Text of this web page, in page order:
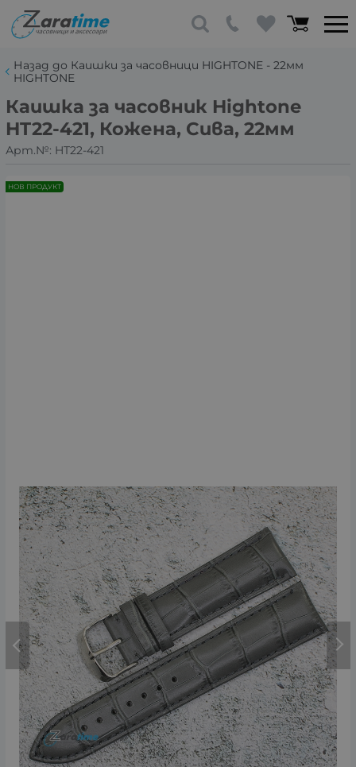
Назад до Каишки за часовници HIGHTONE - 22мм
HIGHTONE
Каишка за часовник Hightone
HT22-421, Кожена, Сива, 22мм
Арт.№: HT22-421
НОВ ПРОДУКТ